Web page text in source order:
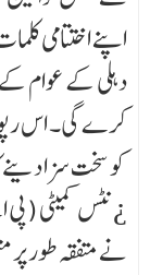
اپنے اختتامی
دہلی کے عوام کے
کرے گی۔ اس
کو سخت سزا دینے
¿نٹس کمیٹی (پی
نے متفقہ طور پر